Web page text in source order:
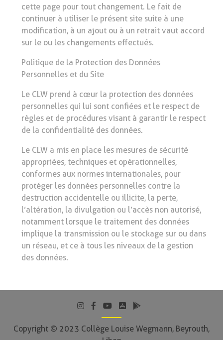
cette page pour tout changement. Le fait de
continuer à utiliser le présent site suite à une
modification, à un ajout ou à un retrait vaut accord
sur le ou les changements effectués.
Politique de la Protection des Données
Personnelles et du Site
Le CLW prend à cœur la protection des données
personnelles qui lui sont confiées et le respect de
règles et de procédures visant à garantir le respect
de la confidentialité des données.
Le CLW a mis en place les mesures de sécurité
appropriées, techniques et opérationnelles,
conformes aux normes internationales, pour
protéger les données personnelles contre la
destruction accidentelle ou illicite, la perte,
l’altération, la divulgation ou l’accès non autorisé,
notamment lorsque le traitement des données
implique la transmission ou le stockage sur ou dans
un réseau, et ce à tous les niveaux de la gestion
des données.
Copyright © 2023 Collège Louise Wegmann, Beyrouth,